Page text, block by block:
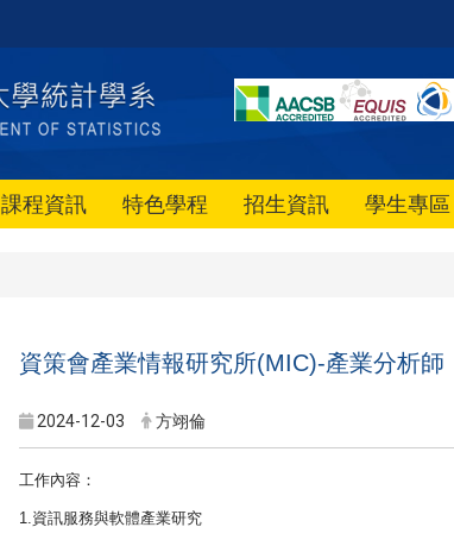
課程資訊 特色學程 招生資訊 學生專區
資策會產業情報研究所(MIC)-產業分析師
2024-12-03 方翊倫
工作內容：
1.資訊服務與軟體產業研究